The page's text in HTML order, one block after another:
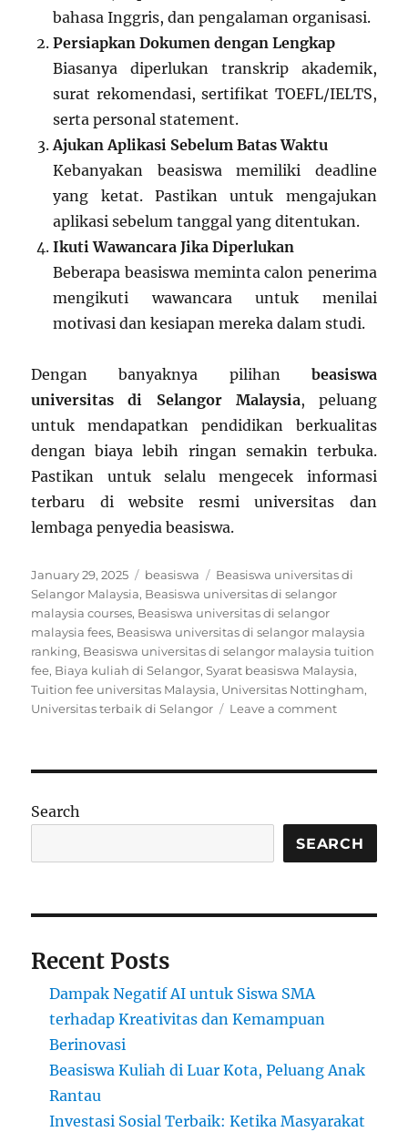
bahasa Inggris, dan pengalaman organisasi.
Persiapkan Dokumen dengan Lengkap
Biasanya diperlukan transkrip akademik,
surat rekomendasi, sertifikat TOEFL/IELTS,
serta personal statement.
Ajukan Aplikasi Sebelum Batas Waktu
Kebanyakan beasiswa memiliki deadline
yang ketat. Pastikan untuk mengajukan
aplikasi sebelum tanggal yang ditentukan.
Ikuti Wawancara Jika Diperlukan
Beberapa beasiswa meminta calon penerima
mengikuti wawancara untuk menilai
motivasi dan kesiapan mereka dalam studi.
Dengan banyaknya pilihan beasiswa
universitas di Selangor Malaysia, peluang
untuk mendapatkan pendidikan berkualitas
dengan biaya lebih ringan semakin terbuka.
Pastikan untuk selalu mengecek informasi
terbaru di website resmi universitas dan
lembaga penyedia beasiswa.
Posted
on
January 29, 2025 Categories
beasiswa Tags
Beasiswa universitas di
Selangor Malaysia, Beasiswa universitas di selangor
malaysia courses, Beasiswa universitas di selangor
malaysia fees, Beasiswa universitas di selangor malaysia
ranking, Beasiswa universitas di selangor malaysia tuition
fee, Biaya kuliah di Selangor,Syarat beasiswa Malaysia,
Tuition fee universitas Malaysia, Universitas Nottingham,
Universitas terbaik di Selangor
Leave a commenton
dan
Biaya
Kuliahnya
Search
SEARCH
Recent Posts
Dampak Negatif AI untuk Siswa SMA
terhadap Kreativitas dan Kemampuan
Berinovasi
Beasiswa Kuliah di Luar Kota, Peluang Anak
Rantau
Investasi Sosial Terbaik: Ketika Masyarakat